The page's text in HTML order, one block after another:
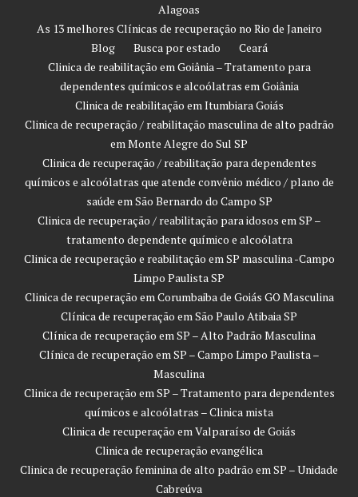
Alagoas
As 13 melhores Clínicas de recuperação no Rio de Janeiro
Blog
Busca por estado
Ceará
Clinica de reabilitação em Goiânia – Tratamento para
dependentes químicos e alcoólatras em Goiânia
Clinica de reabilitação em Itumbiara Goiás
Clinica de recuperação / reabilitação masculina de alto padrão
em Monte Alegre do Sul SP
Clinica de recuperação / reabilitação para dependentes
químicos e alcoólatras que atende convênio médico / plano de
saúde em São Bernardo do Campo SP
Clinica de recuperação / reabilitação para idosos em SP –
tratamento dependente químico e alcoólatra
Clinica de recuperação e reabilitação em SP masculina -Campo
Limpo Paulista SP
Clinica de recuperação em Corumbaiba de Goiás GO Masculina
Clínica de recuperação em São Paulo Atibaia SP
Clínica de recuperação em SP – Alto Padrão Masculina
Clínica de recuperação em SP – Campo Limpo Paulista –
Masculina
Clinica de recuperação em SP – Tratamento para dependentes
químicos e alcoólatras – Clinica mista
Clinica de recuperação em Valparaíso de Goiás
Clinica de recuperação evangélica
Clinica de recuperação feminina de alto padrão em SP – Unidade
Cabreúva